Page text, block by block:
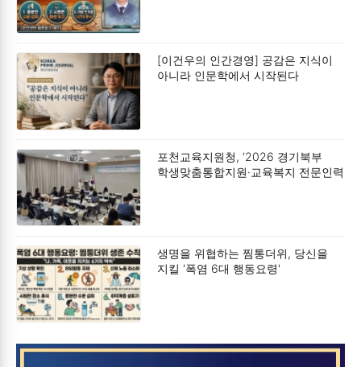
[이건우의 인간경영] 공감은 지식이
아니라 인문학에서 시작된다
포천교육지원청, ‘2026 경기북부
학생맞춤통합지원·교육복지 전문인력
생명을 위협하는 찜통더위, 당신을
지킬 '폭염 6대 행동요령'